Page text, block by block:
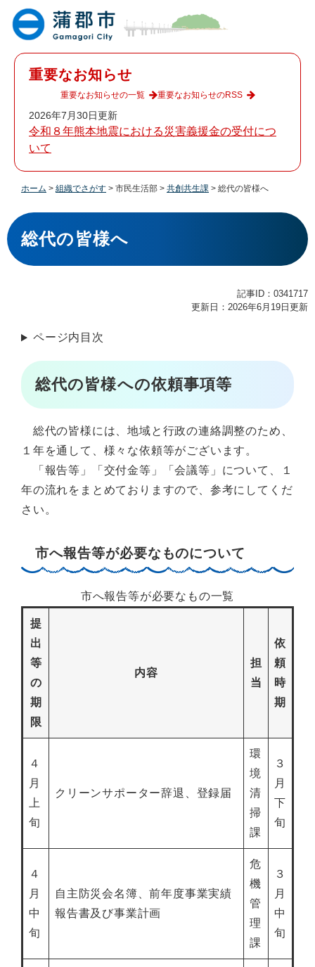
重要なお知らせ
2026年7月30日更新
令和８年熊本地震における災害義援金の受付につ
いて
重要なお知らせの一覧 重要なお知らせのRSS
ホーム > 組織でさがす > 市民生活部 > 共創共生課 > 総代の皆様へ
本
文
総代の皆様へ
記事ID：0341717
更新日：2026年6月19日更新
ページ内目次
総代の皆様への依頼事項等
総代の皆様には、地域と行政の連絡調整のため、
１年を通して、様々な依頼等がございます。
「報告等」「交付金等」「会議等」について、１
年の流れをまとめておりますので、参考にしてくだ
さい。
市へ報告等が必要なものについて
市へ報告等が必要なもの一覧
提
出
等
の
期
限
内容
担
当
依
頼
時
期
４
月
上
旬
クリーンサポーター辞退、登録届
環
境
清
掃
課
３
月
下
旬
４
月
中
旬
自主防災会名簿、前年度事業実績
報告書及び事業計画
危
機
管
理
課
３
月
中
旬